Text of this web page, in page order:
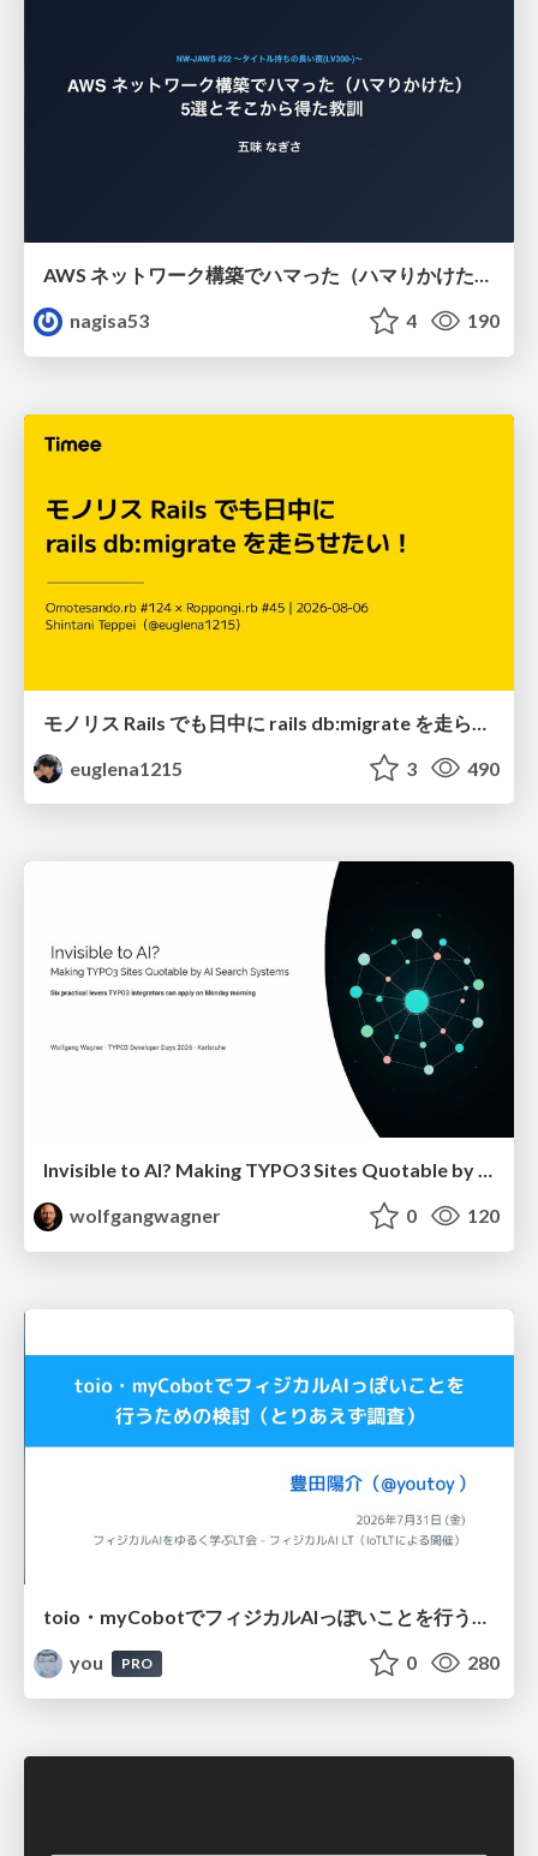
AWS ネットワーク構築でハマった（ハマりかけた） 5選とそこから得た教訓
nagisa53
4 190
euglena1215
3 490
Invisible to AI? Making TYPO3 Sites Quotable by AI Search Systems
wolfgangwagner
0 120
toio・myCobotでフィジカルAIっぽいことを行うための検討（とりあえず調査） / フィジカルAI LT（IoTLTによる開催）
you
PRO 0 280